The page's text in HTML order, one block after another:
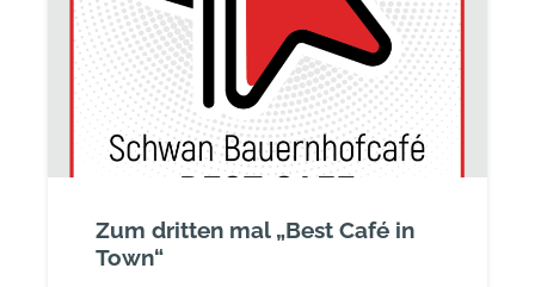
Zum dritten mal „Best Café in
Town“